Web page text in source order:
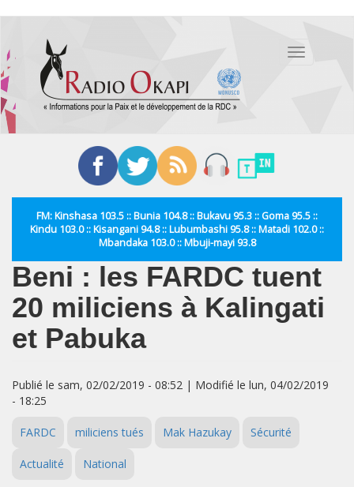
contenu
principal
Toggle
FM: Kinshasa 103.5 :: Bunia 104.8 :: Bukavu 95.3 :: Goma 95.5 ::
Kindu 103.0 :: Kisangani 94.8 :: Lubumbashi 95.8 :: Matadi 102.0 ::
Mbandaka 103.0 :: Mbuji-mayi 93.8
Beni : les FARDC tuent
20 miliciens à Kalingati
et Pabuka
Publié le sam, 02/02/2019 - 08:52 | Modifié le lun, 04/02/2019
- 18:25
FARDC miliciens tués Mak Hazukay Sécurité
Actualité National